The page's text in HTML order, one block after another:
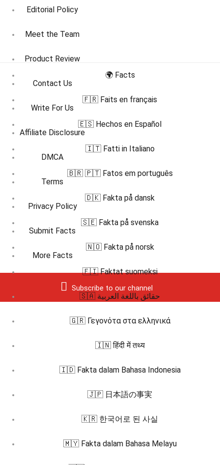
Editorial Policy
Meet the Team
Product Review
Contact Us
Write For Us
Affiliate Disclosure
DMCA
Terms
Privacy Policy
Submit Facts
More Facts
Subscribe to our channel
🌍 Facts
🇫🇷 Faits en français
🇪🇸 Hechos en Español
🇮🇹 Fatti in Italiano
🇧🇷 🇵🇹 Fatos em português
🇩🇰 Fakta på dansk
🇸🇪 Fakta på svenska
🇳🇴 Fakta på norsk
🇫🇮 Faktat suomeksi
🇸🇦 حقائق باللغة العربية
🇬🇷 Γεγονότα στα ελληνικά
🇮🇳 हिंदी में तथ्य
🇮🇩 Fakta dalam Bahasa Indonesia
🇯🇵 日本語の事実
🇰🇷 한국어로 된 사실
🇲🇾 Fakta dalam Bahasa Melayu